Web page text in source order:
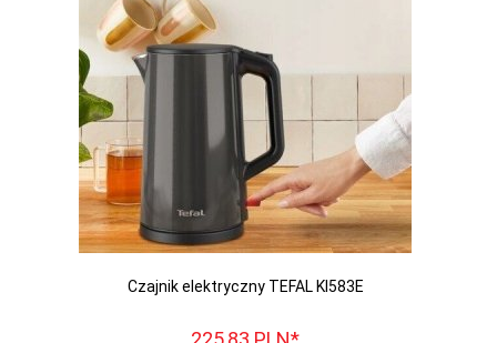
Czajnik elektryczny TEFAL KI583E